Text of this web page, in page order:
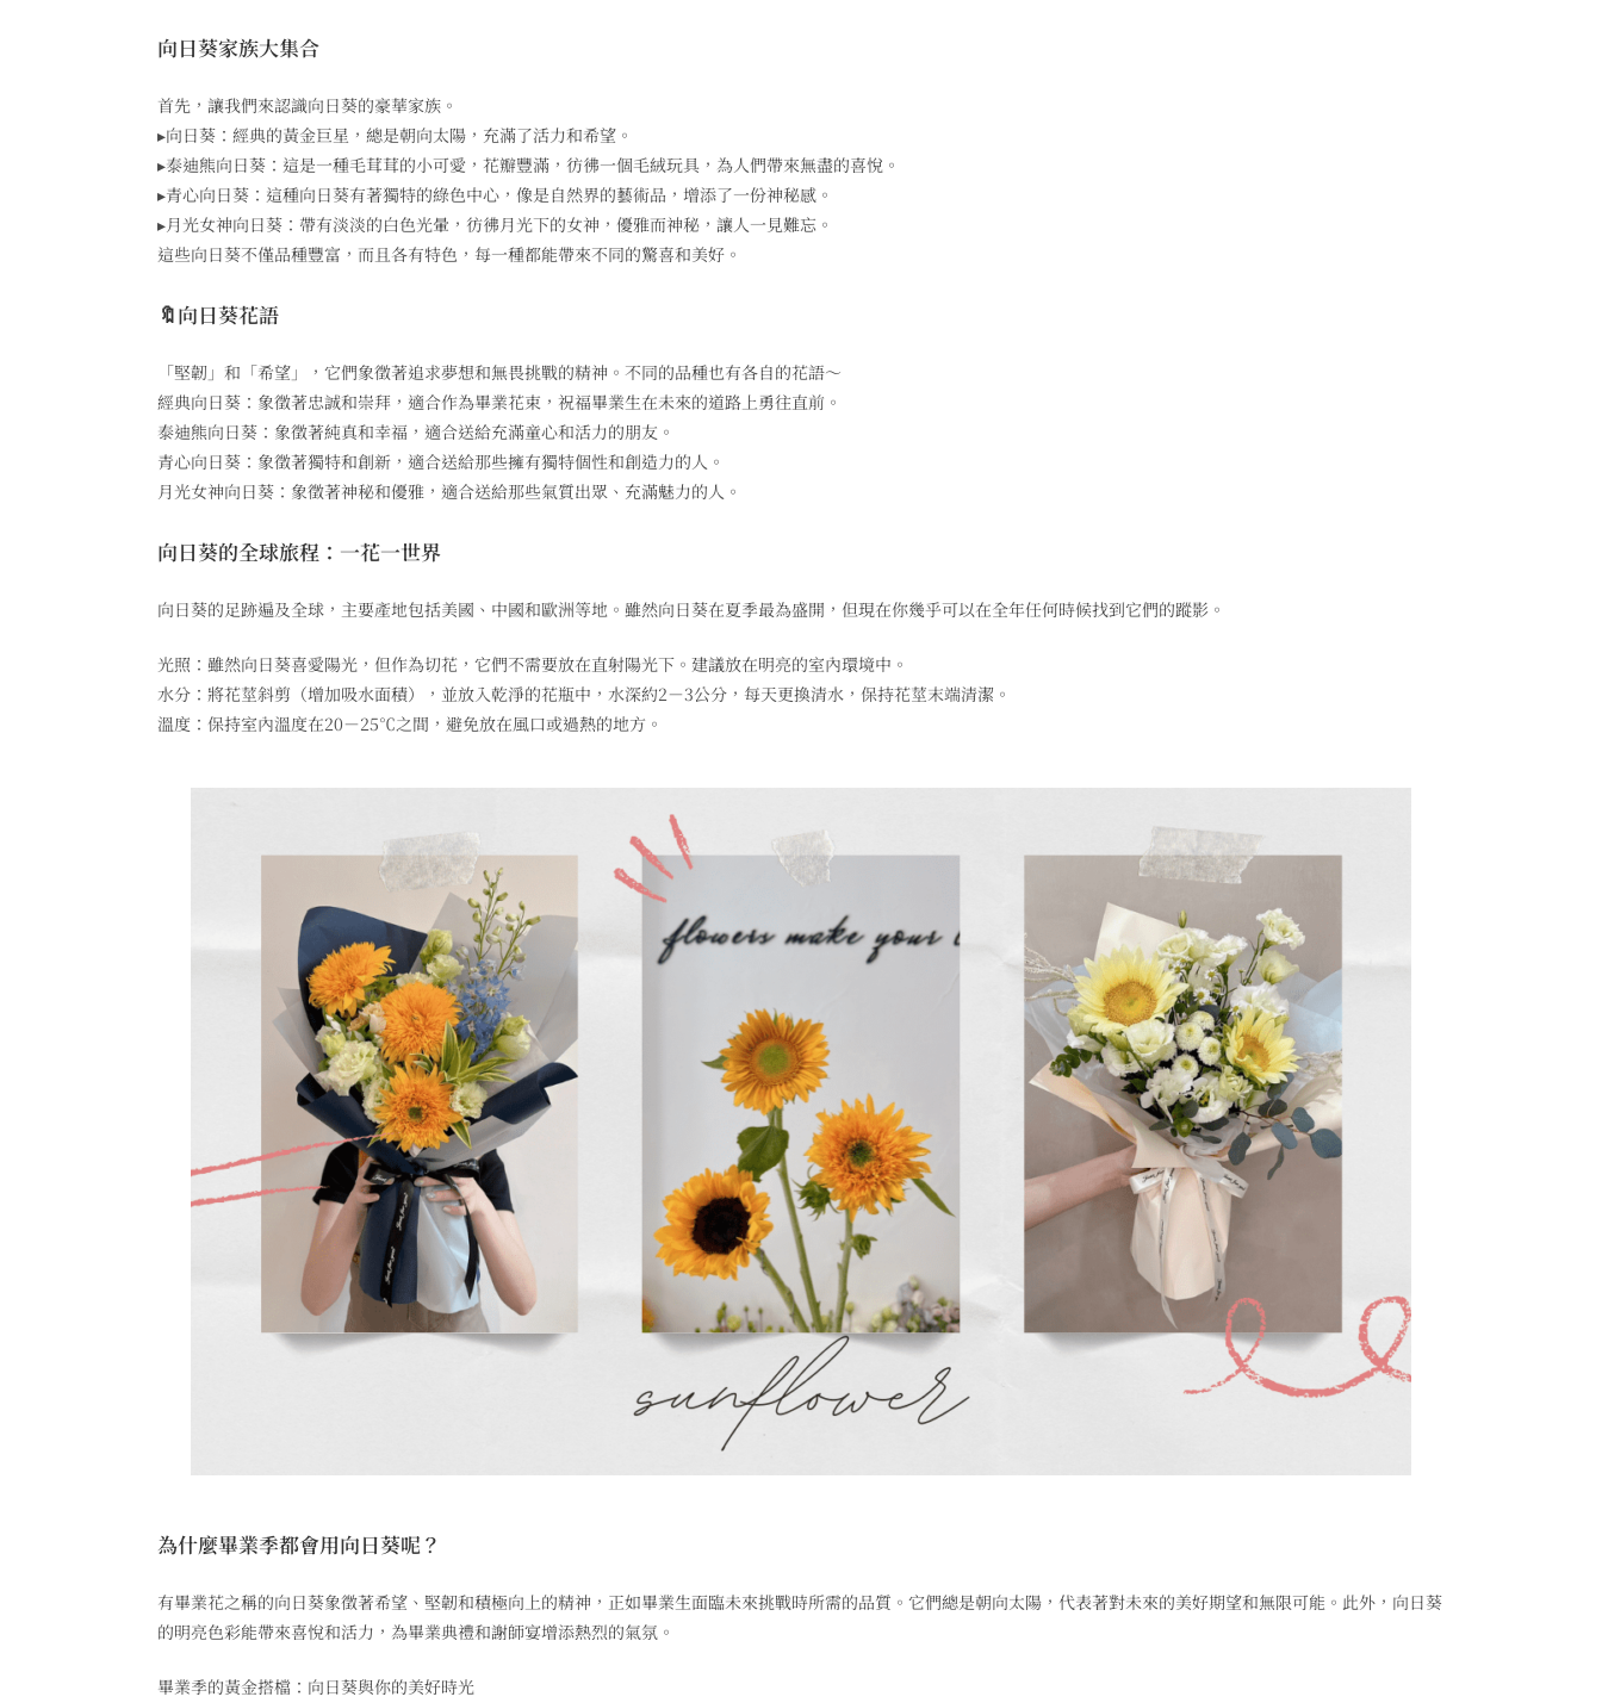
向日葵家族大集合
首先，讓我們來認識向日葵的豪華家族。
▸向日葵：經典的黃金巨星，總是朝向太陽，充滿了活力和希望。
▸泰迪熊向日葵：這是一種毛茸茸的小可愛，花瓣豐滿，彷彿一個毛絨玩具，為人們帶來無盡的喜悅。
▸青心向日葵：這種向日葵有著獨特的綠色中心，像是自然界的藝術品，增添了一份神秘感。
▸月光女神向日葵：帶有淡淡的白色光暈，彷彿月光下的女神，優雅而神秘，讓人一見難忘。
這些向日葵不僅品種豐富，而且各有特色，每一種都能帶來不同的驚喜和美好。
🔖向日葵花語
「堅韌」和「希望」，它們象徵著追求夢想和無畏挑戰的精神。不同的品種也有各自的花語～
經典向日葵：象徵著忠誠和崇拜，適合作為畢業花束，祝福畢業生在未來的道路上勇往直前。
泰迪熊向日葵：象徵著純真和幸福，適合送給充滿童心和活力的朋友。
青心向日葵：象徵著獨特和創新，適合送給那些擁有獨特個性和創造力的人。
月光女神向日葵：象徵著神秘和優雅，適合送給那些氣質出眾、充滿魅力的人。
向日葵的全球旅程：一花一世界
向日葵的足跡遍及全球，主要產地包括美國、中國和歐洲等地。雖然向日葵在夏季最為盛開，但現在你幾乎可以在全年任何時候找到它們的蹤影。
光照：雖然向日葵喜愛陽光，但作為切花，它們不需要放在直射陽光下。建議放在明亮的室內環境中。
水分：將花莖斜剪（增加吸水面積），並放入乾淨的花瓶中，水深約2－3公分，每天更換清水，保持花莖末端清潔。
溫度：保持室內溫度在20－25℃之間，避免放在風口或過熱的地方。
為什麼畢業季都會用向日葵呢？
有畢業花之稱的向日葵象徵著希望、堅韌和積極向上的精神，正如畢業生面臨未來挑戰時所需的品質。它們總是朝向太陽，代表著對未來的美好期望和無限可能。此外，向日葵
的明亮色彩能帶來喜悅和活力，為畢業典禮和謝師宴增添熱烈的氣氛。
畢業季的黃金搭檔：向日葵與你的美好時光